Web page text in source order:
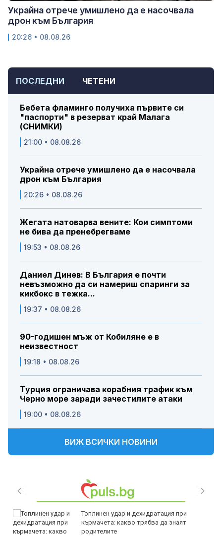
ПОСЛЕДНИ ЧЕТЕНИ
Бебета фламинго получиха първите си
"паспорти" в резерват край Малага
(СНИМКИ)
21:00 • 08.08.26
Украйна отрече умишлено да е насочвала
дрон към България
20:26 • 08.08.26
Жегата натоварва вените: Кои симптоми
не бива да пренебрегваме
19:53 • 08.08.26
Даниел Динев: В България е почти
невъзможно да си намериш спаринги за
кикбокс в тежка...
19:37 • 08.08.26
90-годишен мъж от Кобиляне е в
неизвестност
19:18 • 08.08.26
Турция ограничава корабния трафик към
Черно море заради зачестилите атаки
19:00 • 08.08.26
ВИЖ ВСИЧКИ НОВИНИ
Топлинен удар и дехидратация при
кърмачета: какво трябва да знаят
родителите
Украйна отрече умишлено да е насочвала
дрон към България
20:26 • 08.08.26